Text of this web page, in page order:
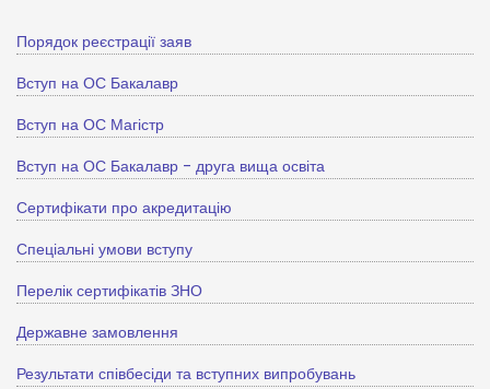
Порядок реєстрації заяв
Вступ на ОС Бакалавр
Вступ на ОС Магістр
Вступ на ОС Бакалавр - друга вища освіта
Сертифікати про акредитацію
Спеціальні умови вступу
Перелік сертифікатів ЗНО
Державне замовлення
Результати співбесіди та вступних випробувань